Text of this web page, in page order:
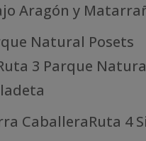
Aragón y
Natural Posets
3 Parque
CaballeraRuta 4